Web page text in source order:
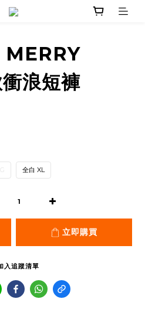
浪短褲
全白 XL
立即購買
入追蹤清單